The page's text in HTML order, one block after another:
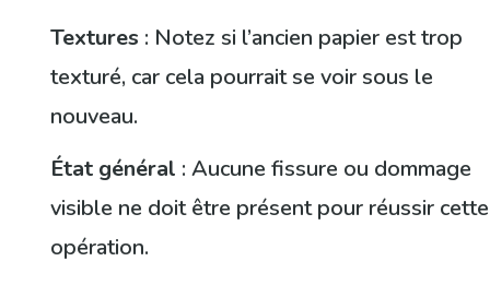
Textures : Notez si l’ancien papier est trop
texturé, car cela pourrait se voir sous le
nouveau.
État général : Aucune fissure ou dommage
visible ne doit être présent pour réussir cette
opération.